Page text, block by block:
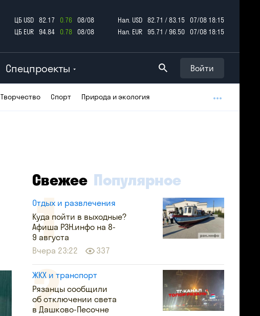
ЦБ USD 82.17 0.76
08/08
ЦБ EUR
94.84 0.78 08/08
Нал. USD 82.71 / 83.15
07/08 18:15
Нал. EUR
95.71 / 96.50 07/08 18:15
Спецпроекты Войти
Творчество Спорт Природа и экология
Свежее Популярное
Отдых и развлечения
Куда пойти в выходные?
Афиша РЗН.инфо на 8-
9 августа
Вчера 23:22
337
ЖКХ и транспорт
Рязанцы сообщили
об отключении света
в Дашково-Песочне